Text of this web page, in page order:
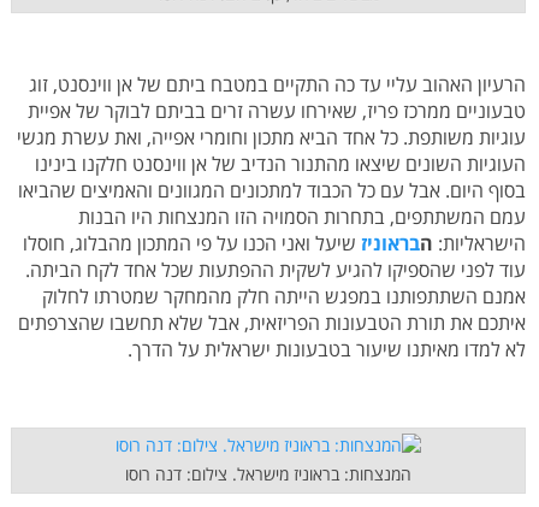
הרעיון האהוב עליי עד כה התקיים במטבח ביתם של אן ווינסנט, זוג
טבעוניים ממרכז פריז, שאירחו עשרה זרים בביתם לבוקר של אפיית
עוגיות משותפת. כל אחד הביא מתכון וחומרי אפייה, ואת עשרת מגשי
העוגיות השונים שיצאו מהתנור הנדיב של אן ווינסנט חלקנו בינינו
בסוף היום. אבל עם כל הכבוד למתכונים המגוונים והאמיצים שהביאו
עמם המשתתפים, בתחרות הסמויה הזו המנצחות היו הבנות
הישראליות: הבראוניז שיעל ואני הכנו על פי המתכון מהבלוג, חוסלו
עוד לפני שהספיקו להגיע לשקית ההפתעות שכל אחד לקח הביתה.
אמנם השתתפותנו במפגש הייתה חלק מהמחקר שמטרתו לחלוק
איתכם את תורת הטבעונות הפריזאית, אבל שלא תחשבו שהצרפתים
לא למדו מאיתנו שיעור בטבעונות ישראלית על הדרך.
המנצחות: בראוניז מישראל. צילום: דנה רוסו